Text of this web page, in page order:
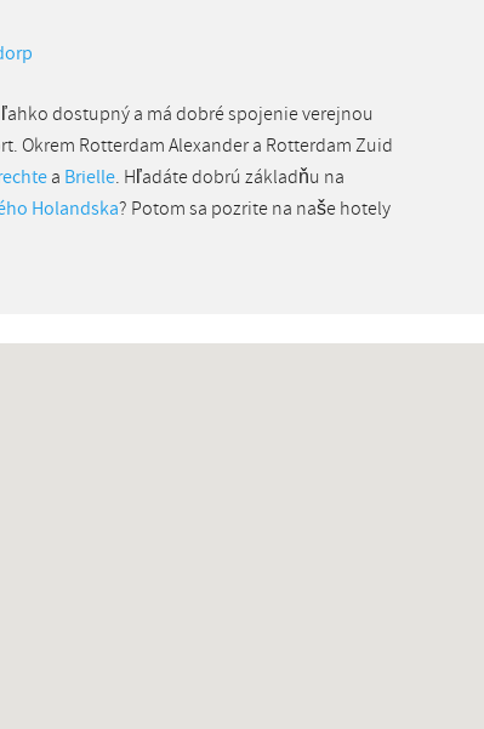
dostupný a má dobré spojenie verejnou
Okrem Rotterdam Alexander a Rotterdam Zuid
a Brielle. Hľadáte dobrú základňu na
Holandska? Potom sa pozrite na naše hotely